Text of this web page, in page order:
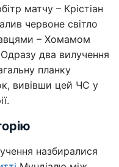
матчу – Крістіан
червоне світло
– Хомамом
два вилучення
планку
вивівши цей ЧС у
назбиралися